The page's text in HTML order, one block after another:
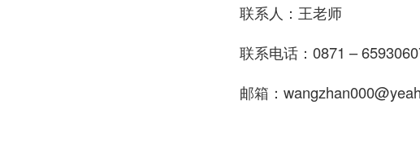
联系人：王老师
联系电话：0871 –
邮箱：